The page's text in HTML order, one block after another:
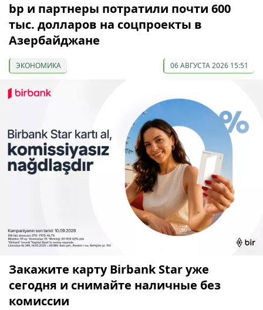
bp и партнеры потратили почти 600
тыс. долларов на соцпроекты в
Азербайджане
ЭКОНОМИКА 06 АВГУСТА 2026 15:51
Закажите карту Birbank Star уже
сегодня и снимайте наличные без
комиссии